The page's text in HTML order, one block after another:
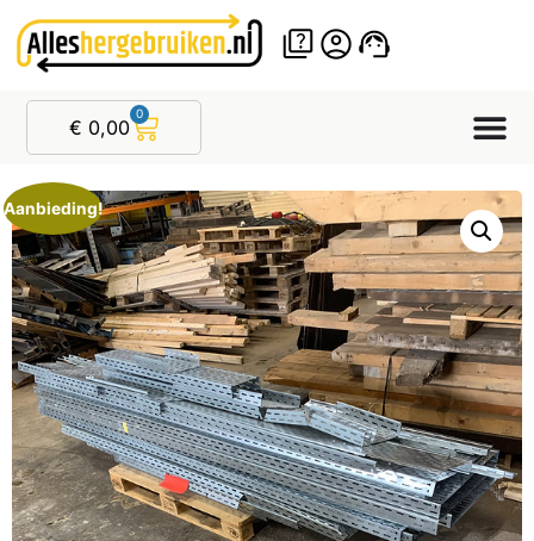
€ 0,00
0
Aanbieding!